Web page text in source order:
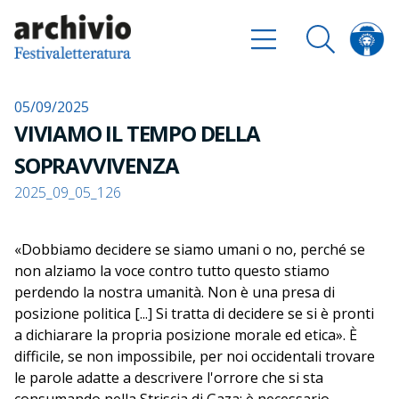
05/09/2025
VIVIAMO IL TEMPO DELLA
SOPRAVVIVENZA
2025_09_05_126
«Dobbiamo decidere se siamo umani o no, perché se
non alziamo la voce contro tutto questo stiamo
perdendo la nostra umanità. Non è una presa di
posizione politica [...] Si tratta di decidere se si è pronti
a dichiarare la propria posizione morale ed etica». È
difficile, se non impossibile, per noi occidentali trovare
le parole adatte a descrivere l'orrore che si sta